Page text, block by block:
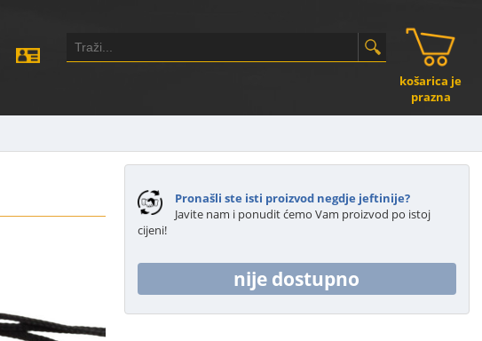
košarica je
prazna
Pronašli ste isti proizvod negdje jeftinije?
Javite nam i ponudit ćemo Vam proizvod po istoj
cijeni!
nije dostupno